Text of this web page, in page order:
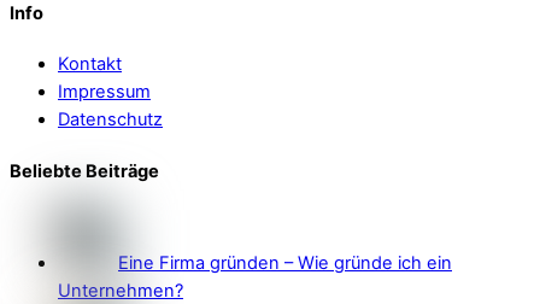
Info
Kontakt
Impressum
Datenschutz
Beliebte Beiträge
Eine Firma gründen – Wie gründe ich ein
Unternehmen?